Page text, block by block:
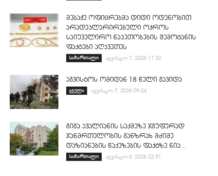
მებაჟე ოფიცრებმა დიდი ოდენობით
არადეკლარირებული ოქროს
საიუველირო ნაკეთობების შემოტანის
ფაქტები აღკვეთეს
სამართალი აგვისტო 7, 2026 17:32
აგვისტოს ომიდან 18 წელი გავიდა
ყველა აგვისტო 7, 2026 09:04
გიგა ავალიანის საქმეზე ჯგუფურად
ჯანმრთელობის განზრახ მძიმე
დაზიანების წაქეზების ფაქტზე ნია...
სამართალი აგვისტო 6, 2026 22:51